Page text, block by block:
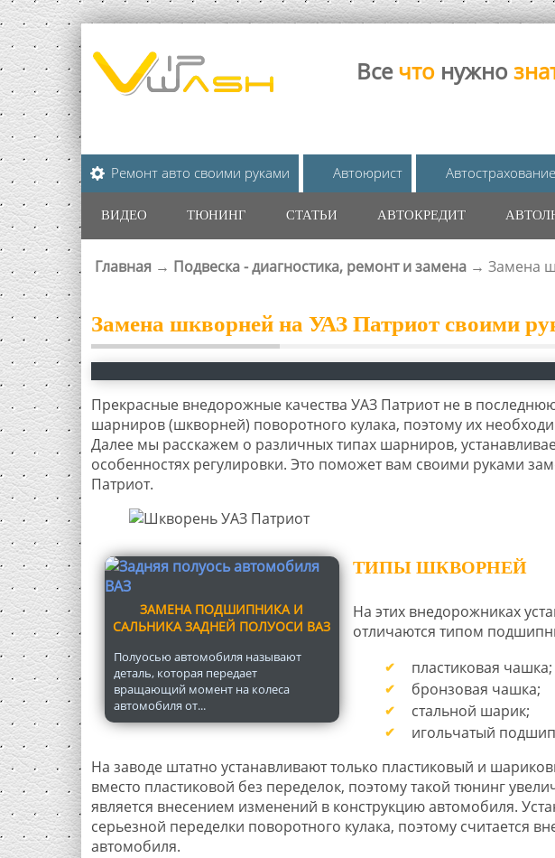
Все что нужно
Ремонт авто своими руками Автоюрист Автострахование
ВИДЕО ТЮНИНГ СТАТЬИ АВТОКРЕДИТ
ВЫ ЗДЕСЬ
Главная → Подвеска - диагностика, ремонт и замена → Замена
Замена шкворней на УАЗ Патриот своими
Прекрасные внедорожные качества УАЗ Патриот не в
шарниров (шкворней) поворотного кулака, поэтому их
Далее мы расскажем о различных типах шарниров,
особенностях регулировки. Это поможет вам своими руками
Патриот.
ТИПЫ ШКВОРНЕЙ
ЗАМЕНА ПОДШИПНИКА И
САЛЬНИКА ЗАДНЕЙ ПОЛУОСИ ВАЗ
Полуосью автомобиля называют
деталь, которая передает
вращающий момент на колеса
автомобиля от...
На этих внедорожниках
отличаются типом
пластиковая чашка;
бронзовая чашка;
стальной шарик;
игольчатый
На заводе штатно устанавливают только пластиковый и
вместо пластиковой без переделок, поэтому такой тюнинг
является внесением изменений в конструкцию автомобиля.
серьезной переделки поворотного кулака, поэтому считается
автомобиля.